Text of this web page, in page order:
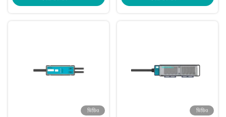
ভিডিও
ভিডিও